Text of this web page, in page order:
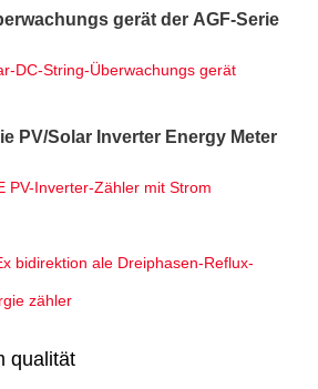
gerät der AGF-Serie
DC-String-Überwachungs gerät
PV/Solar Inverter Energy Meter
PV-Inverter-Zähler mit Strom
bidirektion ale Dreiphasen-Reflux-
zähler
qualität